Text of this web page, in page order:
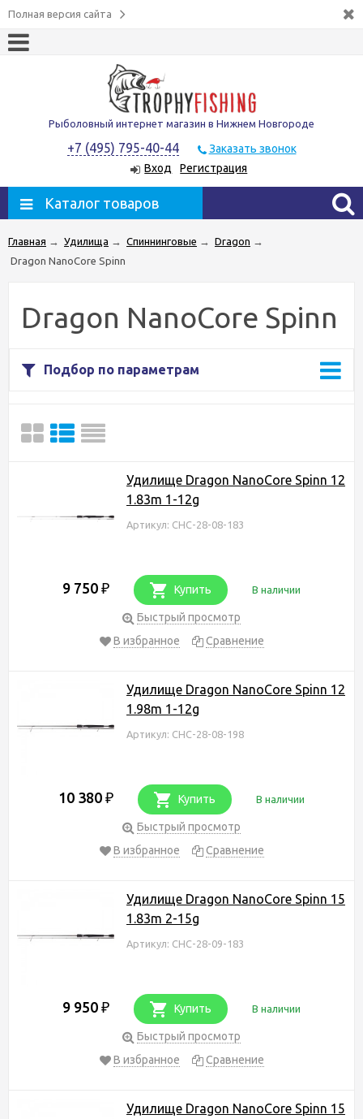
Полная версия сайта
Рыболовный интернет магазин в Нижнем Новгороде
+7 (495) 795-40-44
Заказать звонок
Вход
Регистрация
Каталог товаров
Главная → Удилища → Спиннинговые → Dragon →
Dragon NanoCore Spinn
Dragon NanoCore Spinn
Подбор по параметрам
Удилище Dragon NanoCore Spinn 12
1.83m 1-12g
Артикул: CHC-28-08-183
9 750 ₽ Купить В наличии
Быстрый просмотр
В избранное
Сравнение
Удилище Dragon NanoCore Spinn 12
1.98m 1-12g
Артикул: CHC-28-08-198
10 380 ₽ Купить В наличии
Быстрый просмотр
В избранное
Сравнение
Удилище Dragon NanoCore Spinn 15
1.83m 2-15g
Артикул: CHC-28-09-183
9 950 ₽ Купить В наличии
Быстрый просмотр
В избранное
Сравнение
Удилище Dragon NanoCore Spinn 15